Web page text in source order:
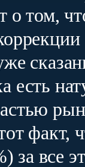
о том,
есть
факт,
за все